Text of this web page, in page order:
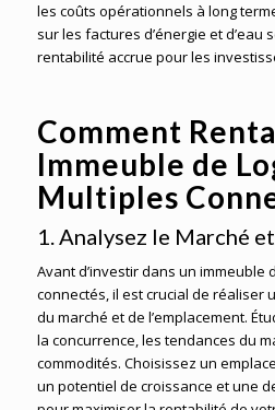
les coûts opérationnels à long
sur les factures d’énergie et d’eau
rentabilité accrue pour les
Comment
Immeuble de
Multiples
1. Analysez le Marché
Avant d’investir dans un immeuble
connectés, il est crucial de réaliser
du marché et de l’emplacement.
la concurrence, les tendances du
commodités. Choisissez un
un potentiel de croissance et une